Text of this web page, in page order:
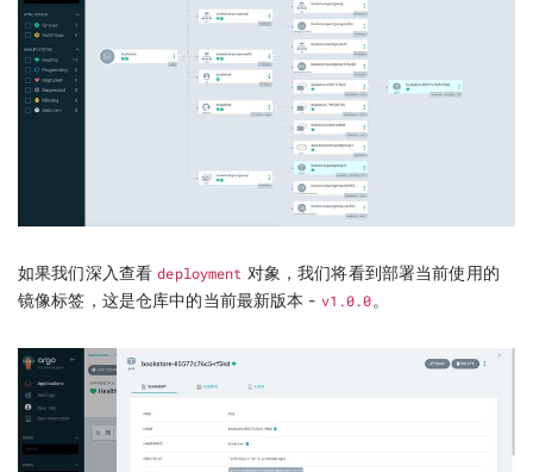
如果我们深入查看deployment 对象，我们将看到部署当前使用的
镜像标签，这是仓库中的当前最新版本 - v1.0.0。